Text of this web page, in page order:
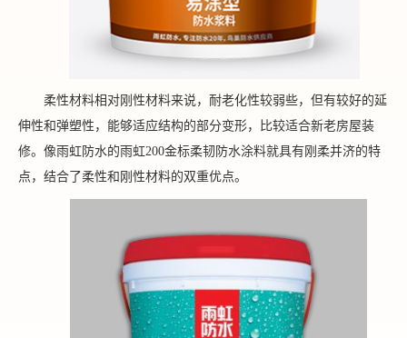
柔性材料相对刚性材料来说，耐老化性较弱些，但有较好的延
伸性和弹塑性，能够适应结构的部分变形，比较适合新老房屋装
修。像雨虹防水的雨虹200金标柔韧防水涂料就具有刚柔并济的特
点，结合了柔性和刚性材料的双重优点。